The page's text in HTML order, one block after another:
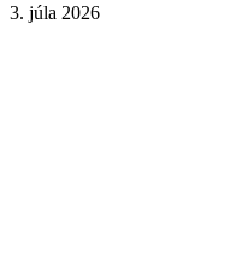
3. júla 2026